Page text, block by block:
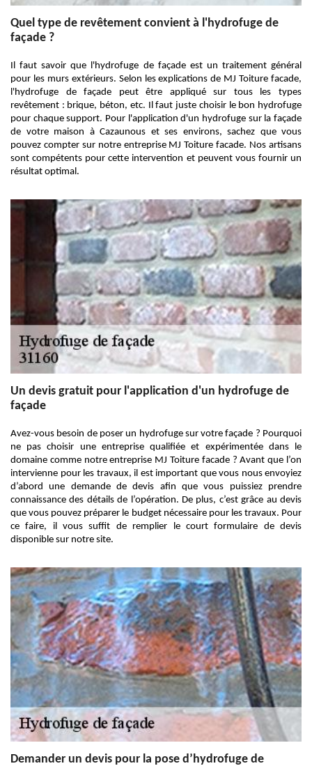
Quel type de revêtement convient à l'hydrofuge de
façade ?
Il faut savoir que l'hydrofuge de façade est un traitement général
pour les murs extérieurs. Selon les explications de MJ Toiture facade,
l'hydrofuge de façade peut être appliqué sur tous les types
revêtement : brique, béton, etc. Il faut juste choisir le bon hydrofuge
pour chaque support. Pour l'application d'un hydrofuge sur la façade
de votre maison à Cazaunous et ses environs, sachez que vous
pouvez compter sur notre entreprise MJ Toiture facade. Nos artisans
sont compétents pour cette intervention et peuvent vous fournir un
résultat optimal.
Un devis gratuit pour l'application d'un hydrofuge de
façade
Avez-vous besoin de poser un hydrofuge sur votre façade ? Pourquoi
ne pas choisir une entreprise qualifiée et expérimentée dans le
domaine comme notre entreprise MJ Toiture facade ? Avant que l’on
intervienne pour les travaux, il est important que vous nous envoyiez
d’abord une demande de devis afin que vous puissiez prendre
connaissance des détails de l’opération. De plus, c’est grâce au devis
que vous pouvez préparer le budget nécessaire pour les travaux. Pour
ce faire, il vous suffit de remplier le court formulaire de devis
disponible sur notre site.
Demander un devis pour la pose d’hydrofuge de